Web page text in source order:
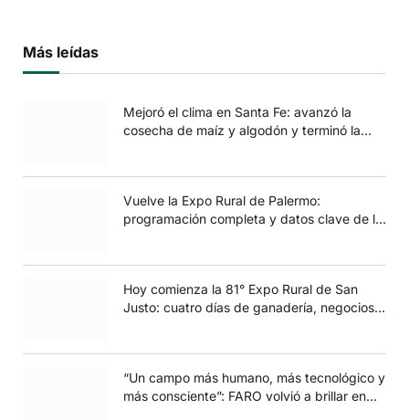
Más leídas
Mejoró el clima en Santa Fe: avanzó la
cosecha de maíz y algodón y terminó la
Vuelve la Expo Rural de Palermo:
programación completa y datos clave de la
Hoy comienza la 81° Expo Rural de San
Justo: cuatro días de ganadería, negocios y
“Un campo más humano, más tecnológico y
más consciente”: FARO volvió a brillar en